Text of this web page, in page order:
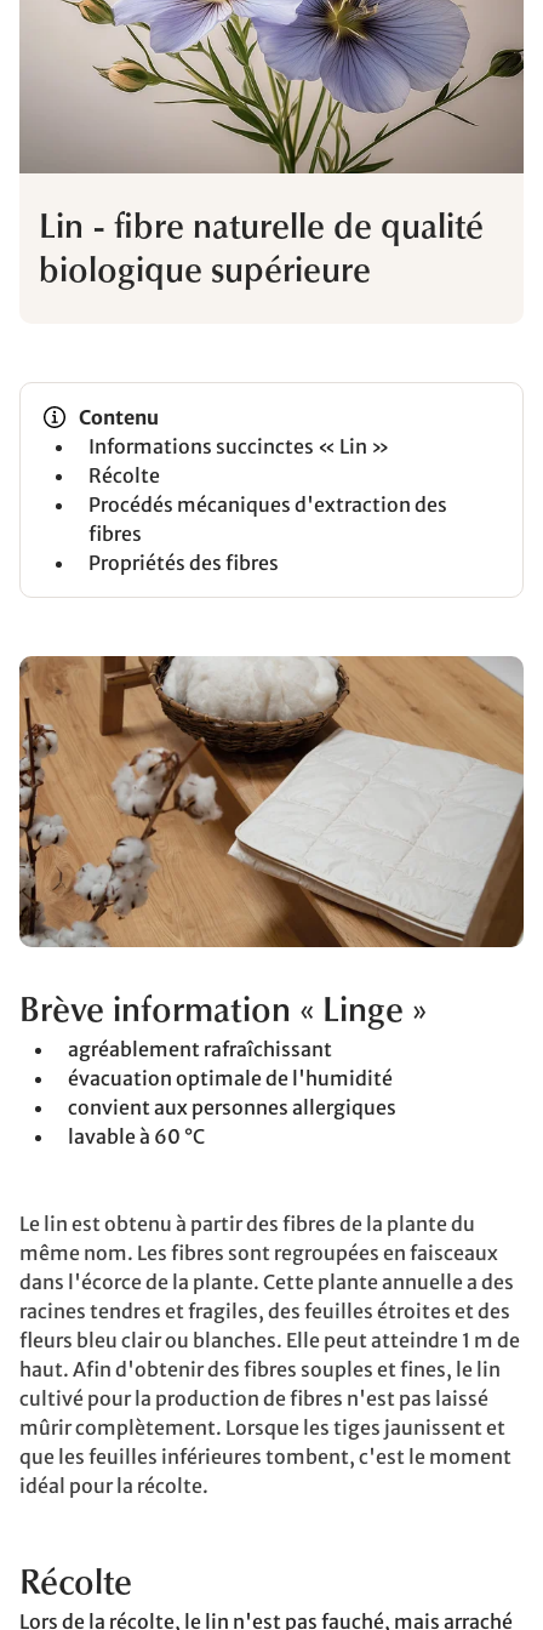
Lin - fibre naturelle de qualité
biologique supérieure
Contenu
Informations succinctes « Lin »
Récolte
Procédés mécaniques d'extraction des
fibres
Propriétés des fibres
Brève information « Linge »
agréablement rafraîchissant
évacuation optimale de l'humidité
convient aux personnes allergiques
lavable à 60 °C
Le lin est obtenu à partir des fibres de la plante du
même nom. Les fibres sont regroupées en faisceaux
dans l'écorce de la plante. Cette plante annuelle a des
racines tendres et fragiles, des feuilles étroites et des
fleurs bleu clair ou blanches. Elle peut atteindre 1 m de
haut. Afin d'obtenir des fibres souples et fines, le lin
cultivé pour la production de fibres n'est pas laissé
mûrir complètement. Lorsque les tiges jaunissent et
que les feuilles inférieures tombent, c'est le moment
idéal pour la récolte.
Récolte
Lors de la récolte, le lin n'est pas fauché, mais arraché